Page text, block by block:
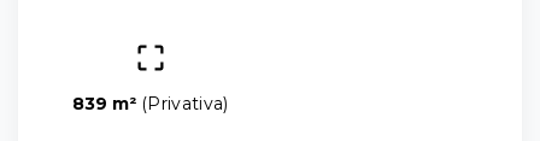
839 m² (Privativa)